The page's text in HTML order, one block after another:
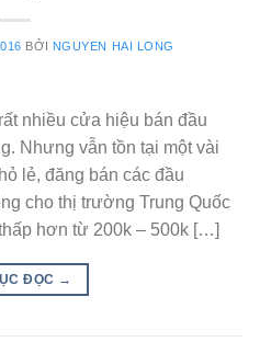
BỞI NGUYEN HAI LONG
nhiều cửa hiệu bán đầu
Nhưng vẫn tồn tại một vài
lẻ, đăng bán các đầu
cho thị trường Trung Quốc
hơn từ 200k – 500k […]
ĐỌC →